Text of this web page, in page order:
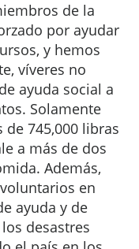
de la
por ayudar
y hemos
víveres no
ayuda social a
Solamente
745,000 libras
a más de dos
Además,
en
ayuda y de
desastres